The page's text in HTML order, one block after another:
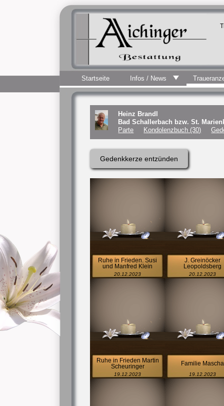
Startseite Infos / News
Heinz Brandl
Bad Schallerbach bzw. St.
Parte
Kondolenzbuch (30)
Gedenkkerze entzünden
Ruhe in Frieden. Susi
und Manfred Klein
20.12.2023
J. Greinöcker
Leopoldsberg
20.12.2023
Ruhe in Frieden Martin
Scheuringer
19.12.2023
Familie Mascha
19.12.2023